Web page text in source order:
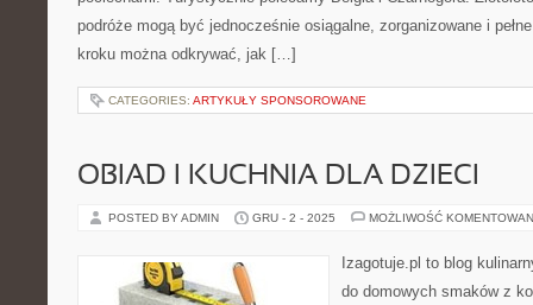
podróże mogą być jednocześnie osiągalne, zorganizowane i
kroku można odkrywać, jak […]
CATEGORIES: ARTYKUŁY SPONSOROWANE
OBIAD I KUCHNIA DLA DZIECI
POSTED BY ADMIN GRU - 2 - 2025 MOŻLIWOŚĆ
Izagotuje.pl to blog
do domowych smaków z